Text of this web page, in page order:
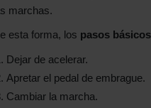
marchas.
esta forma, los pasos
Dejar de acelerar.
Apretar el pedal de embrague.
Cambiar la marcha.